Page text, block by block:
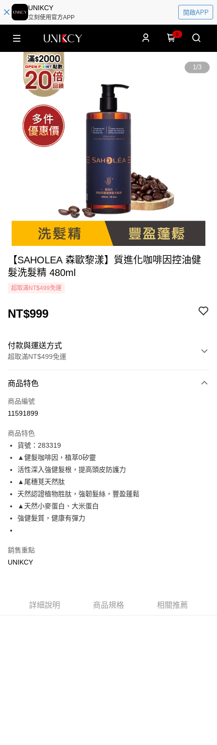
UNIKCY
立刻使用官方APP
開啟APP
0
1/3
【SAHOLEA 森歐黎漾】質進化咖啡因控油健
髮洗髮精 480ml
超取滿NT$499免運
NT$999
付款與運送方式
超取滿NT$499免運
icash Pay
信用卡一次付款
LINE Pay
Apple Pay
街口支付
悠遊付
Google Pay
7-11取貨付款［需3-5個工作天不含預購商品］
商品特色
商品編號
11591899
商品特色
貨號：283319
▲健髮咖啡因，植萃0矽靈
活性深入強健髮根，提高頭皮防護力
▲尾穗莧天然肽
天然認證植物胜肽，強韌髮絲，豐盈蓬鬆
▲天然小麥蛋白、大米蛋白
強健髮質，健康有彈力
銷售重點
UNIKCY
詳細說明 商品規格 相關推薦